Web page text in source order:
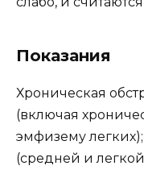
Показания
Хроническая
(включая
эмфизему
(средней и